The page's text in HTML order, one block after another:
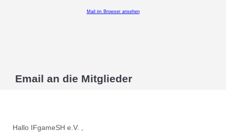
Mail im Browser ansehen
Email an die Mitglieder
Hallo IFgameSH e.V. ,